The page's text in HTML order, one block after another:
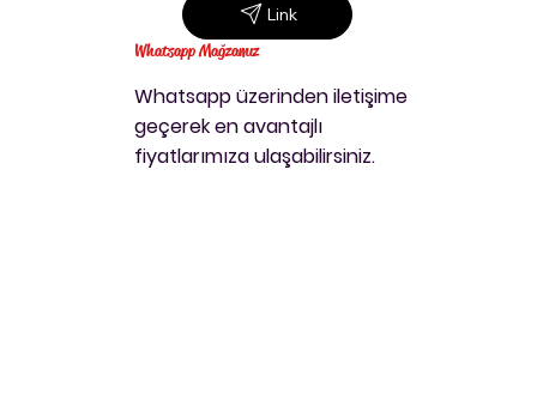
Link
Whatsapp Mağzamız
Whatsapp üzerinden iletişime
geçerek en avantajlı
fiyatlarımıza ulaşabilirsiniz.